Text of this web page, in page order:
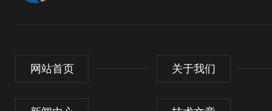
网站首页 关于我们